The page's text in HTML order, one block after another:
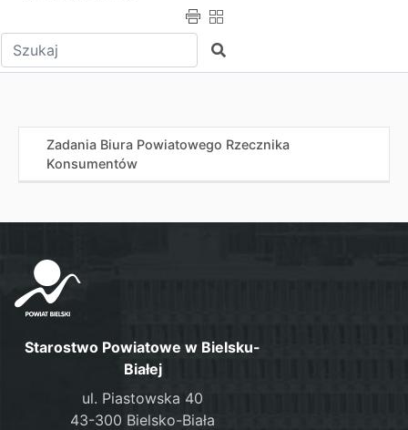
Wpisz tekst do wyszukania Szukaj
Zadania Biura Powiatowego Rzecznika
Konsumentów
Starostwo Powiatowe w Bielsku-
Białej
ul. Piastowska 40
43-300 Bielsko-Biała